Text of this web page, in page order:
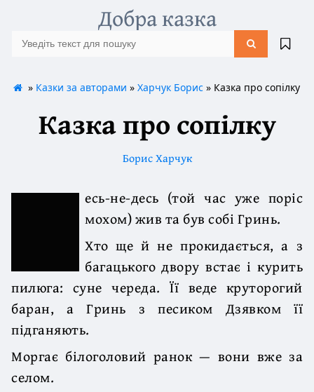
Добра казка
» Казки за авторами » Харчук Борис» Казка про сопілку
Казка про сопілку
Борис Харчук
есь-не-десь (той час уже поріс
мохом) жив та був собі Гринь.
Хто ще й не прокидається, а з
багацького двору встає і курить
пилюга: суне череда. Її веде круторогий
баран, а Гринь з песиком Дзявком її
підганяють.
Моргає білоголовий ранок — вони вже за
селом.